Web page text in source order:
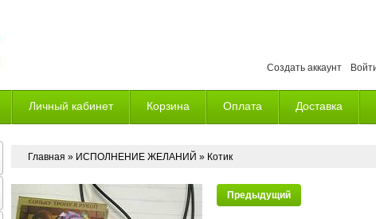
Создать аккаунт
Личный кабинет Корзина Оплата Доставка
Главная » ИСПОЛНЕНИЕ ЖЕЛАНИЙ » Котик
Предыдущий